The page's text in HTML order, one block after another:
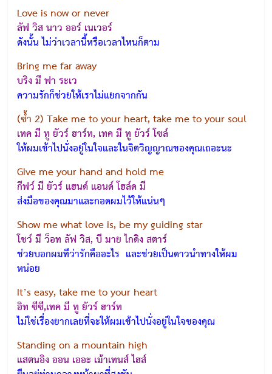
Love is now or never
ลัฟ วิส นาว ออร์ เนเวอร์
ดังนั้น ไม่ว่าเวลานี้หรือเวลาไหนก็ตาม
Bring me far away
บริง มี ฟา ระเว
ความรักก็ช่วยให้เราไม่แยกจากกัน
(ซ้ำ 2) Take me to your heart, take me to your soul
เทค มี ทู ยัวร์ ฮาร์ท, เทค มี ทู ยัวร์ โซล์
ให้ผมเข้าไปนั่งอยู่ในใจและในจิตวิญญาณของคุณเถอะนะ
Give me your hand and hold me
กีฟว์ มี ยัวร์ แฮนด์ แอนด์ โฮล์ด มี
ส่งมือของคุณมาและกอดผมไว้ให้แน่นๆ
Show me what love is, be my guiding star
โชว์ มี ว็อท ลัฟ วิส, บี มาย ไกดิง สตาร์
ช่วยบอกผมทีว่ารักคืออะไร และช่วยเป็นดาวนำทางให้ผม
หน่อย
It’s easy, take me to your heart
อิท ซีซี,เทค มี ทู ยัวร์ ฮาร์ท
ไม่ใช่เรื่องยากเลยที่จะให้ผมเข้าไปนั่งอยู่ในใจของคุณ
Standing on a mountain high
แสตนอิง ออน เออะ เม้าเทนส์ ไฮส์